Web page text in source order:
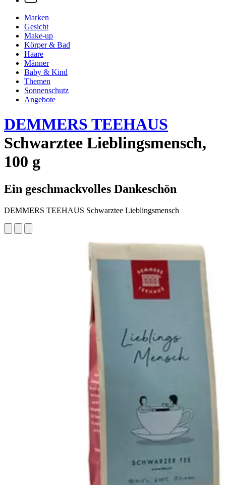
Marken
Gesicht
Make-up
Körper & Bad
Haare
Männer
Baby & Kind
Themen
Sonnenschutz
Angebote
DEMMERS TEEHAUS
Schwarztee Lieblingsmensch,
100 g
Ein geschmackvolles Dankeschön
DEMMERS TEEHAUS Schwarztee Lieblingsmensch